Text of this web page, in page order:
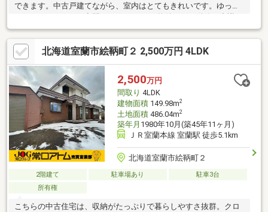
できます。中古戸建てながら、室内はとてもきれいです。ゆった
たデザインのシステムキッチン付きで作業能率が上がります。前
面道路6m以上は確保しているので車の出し入れもラクラクです。
広々としたスペースのある洗髪洗面化粧台は、とても魅力的で
す。リフォーム済みで、新しく綺麗な内装の物件です。
北海道室蘭市絵鞆町２ 2,500万円 4LDK
2,500万円
間取り 4LDK
建物面積149.98m2
土地面積486.04m2
築年月 1980年10月(築45年11ヶ月)
ＪＲ室蘭本線 室蘭駅 徒歩5.1km
北海道室蘭市絵鞆町２
2階建て 駐車場あり
駐車3台
所有権
こちらの中古住宅は、収納がたっぷりで暮らしやすさ抜群。クロ